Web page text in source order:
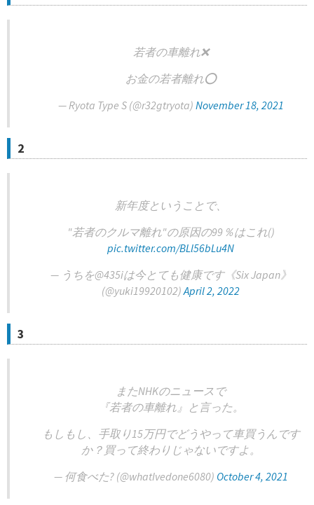
若者の車離れ❌
お金の若者離れ⭕
— Ryota Type S (@r32gtryota) November 18, 2021
2
新年度ということで、
"若者のクルマ離れ"の原因の99％はこれ()
pic.twitter.com/BLl56bLu4N
— うちを@435iは今とても健康です《Six Japan》
(@yuki19920102)April 2, 2022
3
またNHKのニュースで
『若者の車離れ』と言った。
もしもし、手取り15万円でどうやって車買うんです
か？買って終わりじゃないですよ。
— 何食べた? (@whatIvedone6080) October 4, 2021